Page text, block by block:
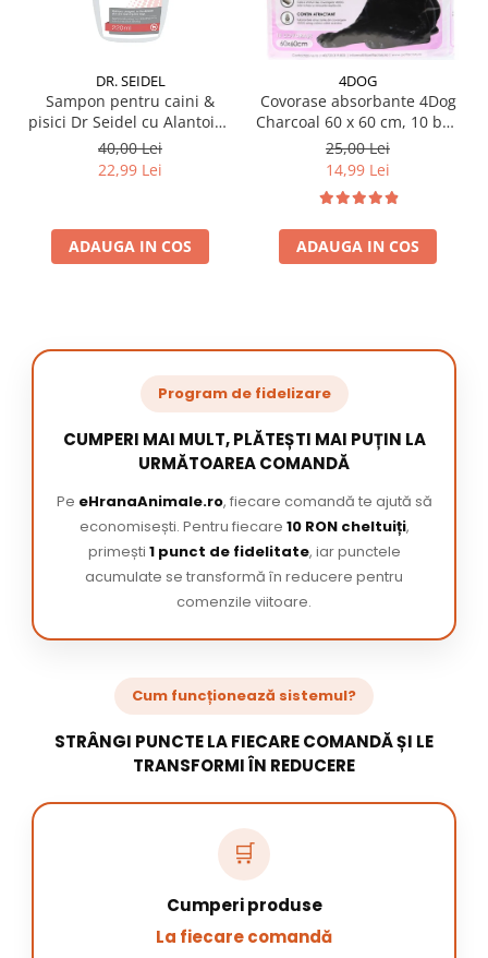
DR. SEIDEL
Sampon pentru caini &
pisici Dr Seidel cu Alantoina
220 ml
40,00 Lei
22,99 Lei
ADAUGA IN COS
4DOG
Covorase absorbante 4Dog
Charcoal 60 x 60 cm, 10 buc
/ pachet
25,00 Lei
14,99 Lei
ADAUGA IN COS
Program de fidelizare
CUMPERI MAI MULT, PLĂTEȘTI MAI PUȚIN LA
URMĂTOAREA COMANDĂ
Pe eHranaAnimale.ro, fiecare comandă te ajută să
economisești. Pentru fiecare 10 RON cheltuiți,
primești 1 punct de fidelitate, iar punctele
acumulate se transformă în reducere pentru
comenzile viitoare.
Cum funcționează sistemul?
STRÂNGI PUNCTE LA FIECARE COMANDĂ ȘI LE
TRANSFORMI ÎN REDUCERE
🛒
Cumperi produse
La fiecare comandă